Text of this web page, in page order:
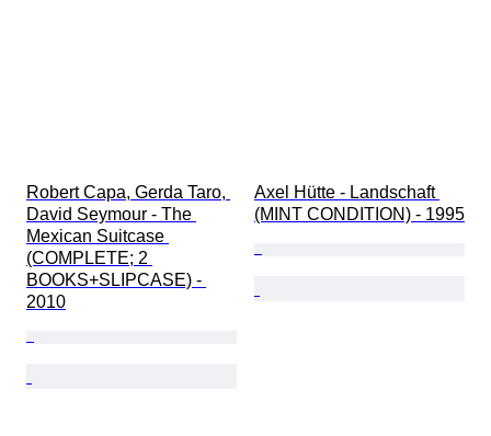
Robert Capa, Gerda Taro,
David Seymour - The
Mexican Suitcase
(COMPLETE; 2
BOOKS+SLIPCASE) -
2010
Axel Hütte - Landschaft
(MINT CONDITION) - 1995